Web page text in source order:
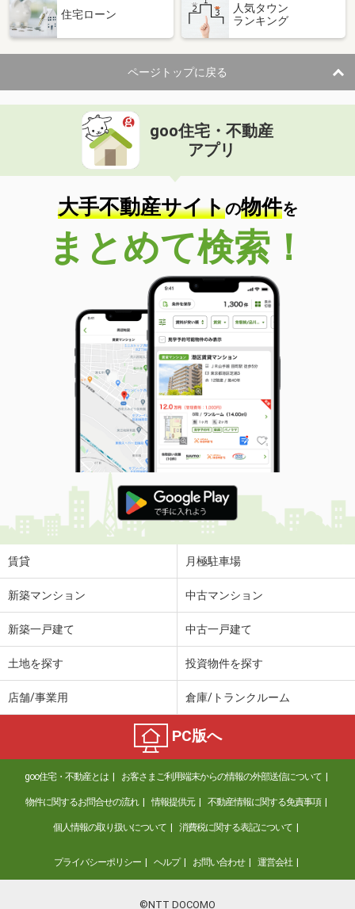
住宅ローン
人気タウン
ランキング
ページトップに戻る
goo住宅・不動産
アプリ
大手不動産サイトの物件を
まとめて検索！
賃貸 月極駐車場
新築マンション 中古マンション
新築一戸建て 中古一戸建て
土地を探す 投資物件を探す
店舗/事業用 倉庫/トランクルーム
PC版へ
goo住宅・不動産とは お客さまご利用端末からの情報の外部送信について
物件に関するお問合せの流れ 情報提供元 不動産情報に関する免責事項
個人情報の取り扱いについて 消費税に関する表記について
プライバシーポリシー ヘルプ お問い合わせ 運営会社
©NTT DOCOMO